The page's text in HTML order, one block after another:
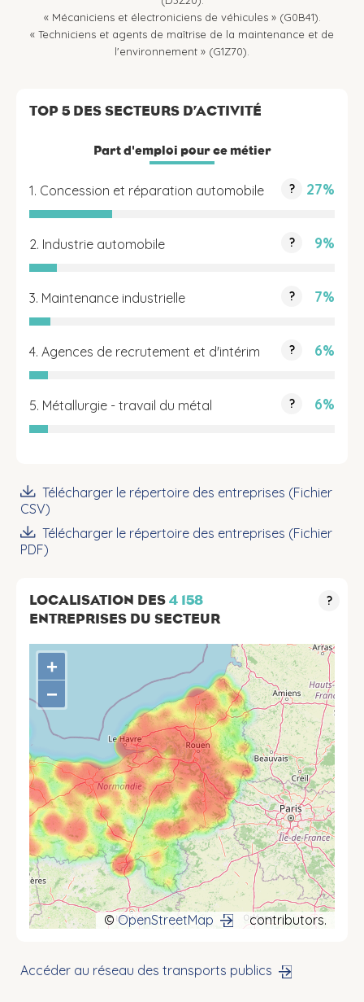
« Mécaniciens et électroniciens de véhicules » (G0B41).
« Techniciens et agents de maîtrise de la maintenance et de
l'environnement » (G1Z70).
TOP 5 DES SECTEURS D’ACTIVITÉ
Part d'emploi pour ce métier
1. Concession et réparation automobile ? 27%
2. Industrie automobile ? 9%
3. Maintenance industrielle ? 7%
4. Agences de recrutement et d'intérim ? 6%
5. Métallurgie - travail du métal ? 6%
Télécharger le répertoire des entreprises (Fichier
CSV)
Télécharger le répertoire des entreprises (Fichier
PDF)
LOCALISATION DES4 158
ENTREPRISES DU SECTEUR
?
+
−
©OpenStreetMap contributors.
Accéder au réseau des transports publics